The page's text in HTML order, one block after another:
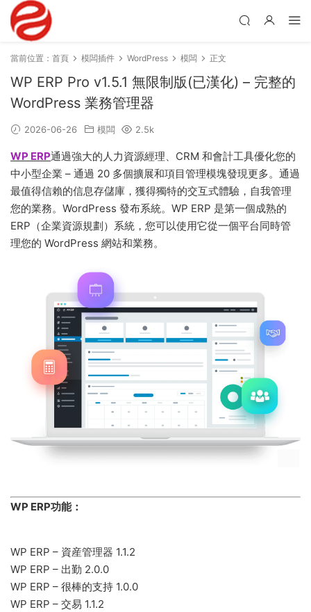
當前位置： 首頁 模闆插件 WordPress 模闆 正文
WP ERP Pro v1.5.1 無限制版(已漢化) – 完整的
WordPress 業務管理器
2026-06-26 模闆 2.5k
WP ERP通過強大的人力資源經理、CRM 和會計工具優化您的
中小型企業 – 通過 20 多個擴展和項目管理模塊發現更多。通過
最值得信賴的信息存儲庫，獲得獨特的交互式體驗，自我管理
您的業務。WordPress 發布系統。WP ERP 是第一個成熟的
ERP（企業資源規劃）系統，您可以使用它從一個平台同時管
理您的 WordPress 網站和業務。
WP ERP功能：
WP ERP – 資産管理器 1.1.2
WP ERP – 出勤 2.0.0
WP ERP – 很棒的支持 1.0.0
WP ERP – 交易 1.1.2